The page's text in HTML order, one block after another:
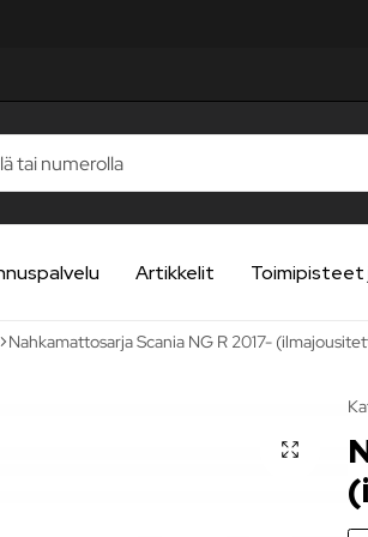
Artikkelit
Nahkamattosarja Scania NG R 2017-